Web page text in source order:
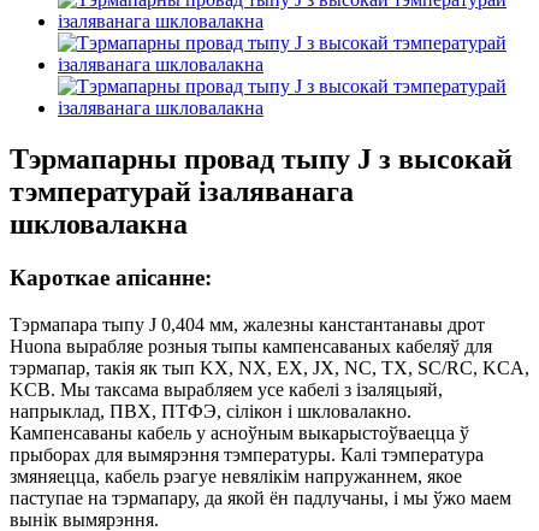
Тэрмапарны провад тыпу J з высокай
тэмпературай ізаляванага
шкловалакна
Кароткае апісанне:
Тэрмапара тыпу J 0,404 мм, жалезны канстантанавы дрот
Huona вырабляе розныя тыпы кампенсаваных кабеляў для
тэрмапар, такія як тып KX, NX, EX, JX, NC, TX, SC/RC, KCA,
KCB. Мы таксама вырабляем усе кабелі з ізаляцыяй,
напрыклад, ПВХ, ПТФЭ, сілікон і шкловалакно.
Кампенсаваны кабель у асноўным выкарыстоўваецца ў
прыборах для вымярэння тэмпературы. Калі тэмпература
змяняецца, кабель рэагуе невялікім напружаннем, якое
паступае на тэрмапару, да якой ён падлучаны, і мы ўжо маем
вынік вымярэння.